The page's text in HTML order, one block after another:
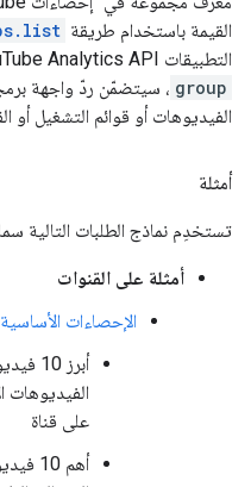
القيمة باستخدام طريقة
التطبيقات YouTube Analytics API. عند استخدام الفلتر
group ، سيتضمّن ردّ واجهة
الفيديوهات أو قوائم التشغيل أو
أمثلة
تستخدِم نماذج الطلبات التالية
أمثلة على القنوات
الإحصاءات الأساسية
أبرز
الفيديوهات
على قناة
أهم